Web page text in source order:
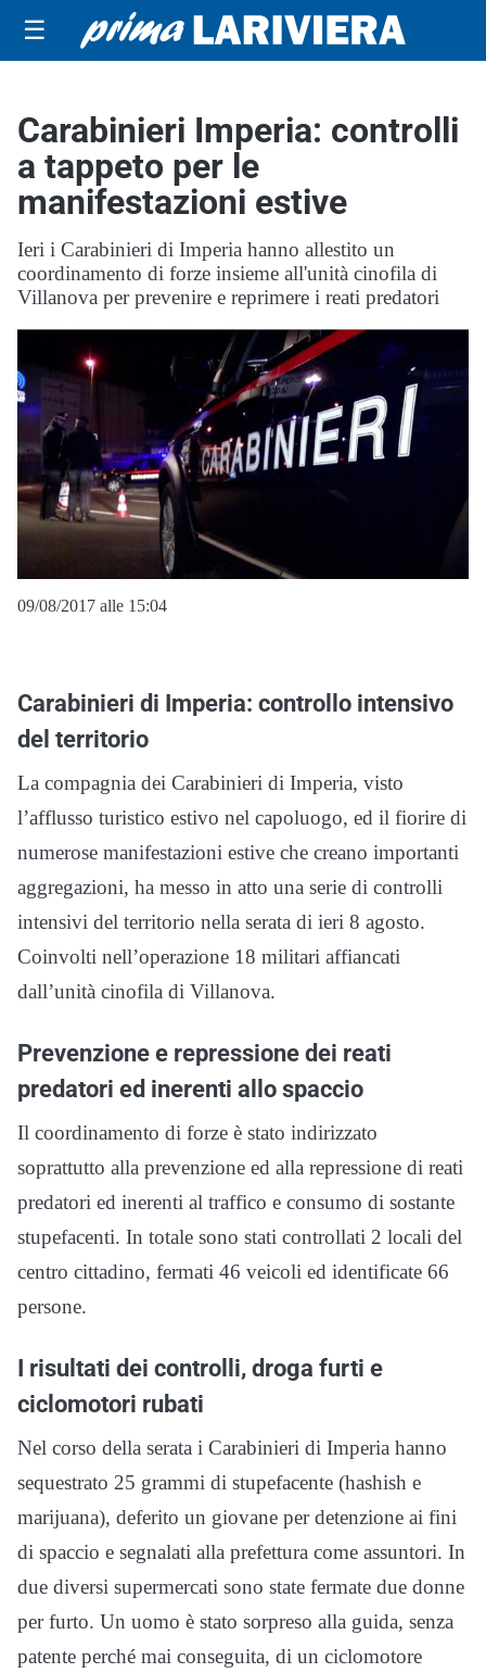
☰
Carabinieri Imperia: controlli
a tappeto per le
manifestazioni estive
Ieri i Carabinieri di Imperia hanno allestito un
coordinamento di forze insieme all'unità cinofila di
Villanova per prevenire e reprimere i reati predatori
09/08/2017 alle 15:04
Carabinieri di Imperia: controllo intensivo
del territorio
La compagnia dei Carabinieri di Imperia, visto
l’afflusso turistico estivo nel capoluogo, ed il fiorire di
numerose manifestazioni estive che creano importanti
aggregazioni, ha messo in atto una serie di controlli
intensivi del territorio nella serata di ieri 8 agosto.
Coinvolti nell’operazione 18 militari affiancati
dall’unità cinofila di Villanova.
Prevenzione e repressione dei reati
predatori ed inerenti allo spaccio
Il coordinamento di forze è stato indirizzato
soprattutto alla prevenzione ed alla repressione di reati
predatori ed inerenti al traffico e consumo di sostante
stupefacenti. In totale sono stati controllati 2 locali del
centro cittadino, fermati 46 veicoli ed identificate 66
persone.
I risultati dei controlli, droga furti e
ciclomotori rubati
Nel corso della serata i Carabinieri di Imperia hanno
sequestrato 25 grammi di stupefacente (hashish e
marijuana), deferito un giovane per detenzione ai fini
di spaccio e segnalati alla prefettura come assuntori. In
due diversi supermercati sono state fermate due donne
per furto. Un uomo è stato sorpreso alla guida, senza
patente perché mai conseguita, di un ciclomotore